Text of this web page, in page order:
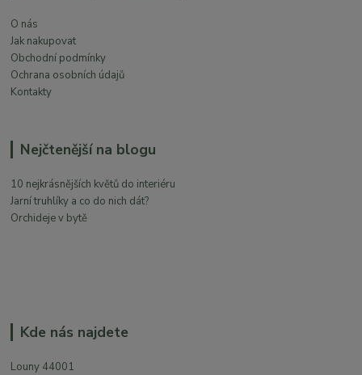
O nás
Jak nakupovat
Obchodní podmínky
Ochrana osobních údajů
Kontakty
Nejčtenější na blogu
10 nejkrásnějších květů do interiéru
Jarní truhlíky a co do nich dát?
Orchideje v bytě
Kde nás najdete
Louny 44001